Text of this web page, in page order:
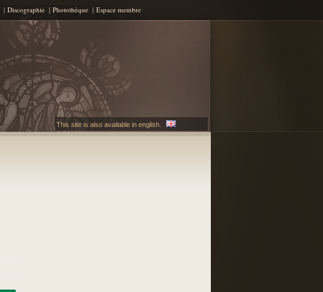
Discographie Photothèque Espace membre
This site is also available in english.